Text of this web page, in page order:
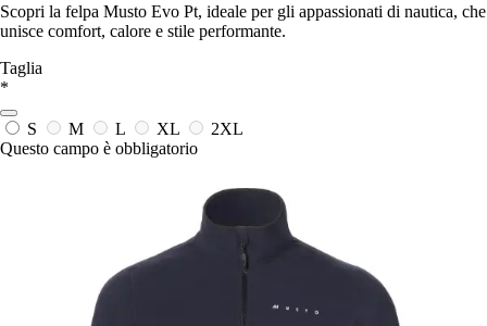
Scopri la felpa Musto Evo Pt, ideale per gli appassionati di nautica, che
unisce comfort, calore e stile performante.
Taglia
*
S M L XL
2XL
Questo campo è obbligatorio